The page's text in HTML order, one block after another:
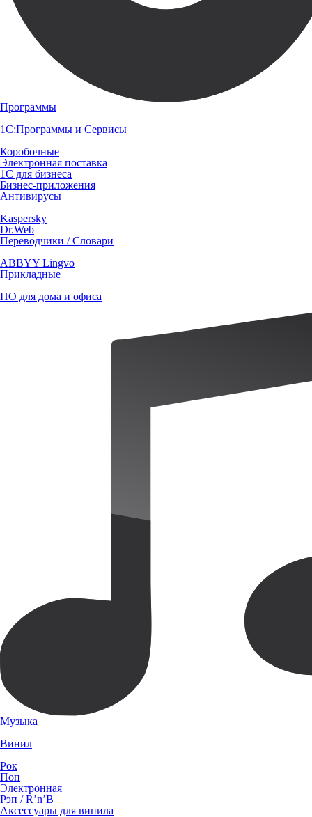
Программы
1С:Программы и Сервисы
Коробочные
Электронная поставка
1С для бизнеса
Бизнес-приложения
Антивирусы
Kaspersky
Dr.Web
Переводчики / Словари
ABBYY Lingvo
Прикладные
ПО для дома и офиса
Музыка
Винил
Рок
Поп
Электронная
Рэп / R’n’B
Аксессуары для винила